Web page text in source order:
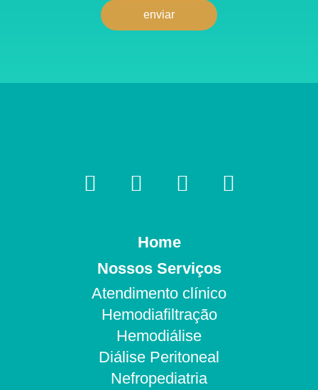
enviar
Home
Nossos Serviços
Atendimento clínico
Hemodiafiltração
Hemodiálise
Diálise Peritoneal
Nefropediatria